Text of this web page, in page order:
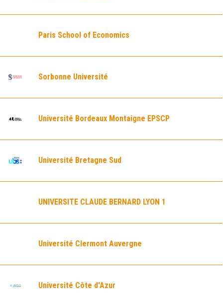
Paris School of Economics
Sorbonne Université
Université Bordeaux Montaigne EPSCP
Université Bretagne Sud
UNIVERSITE CLAUDE BERNARD LYON 1
Université Clermont Auvergne
Université Côte d'Azur